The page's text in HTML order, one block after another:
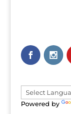
n
a
v
e
:Powered by